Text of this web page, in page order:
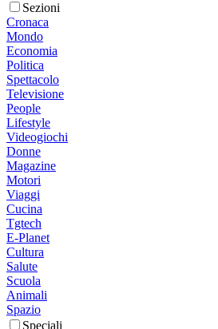
Sezioni
Cronaca
Mondo
Economia
Politica
Spettacolo
Televisione
People
Lifestyle
Videogiochi
Donne
Magazine
Motori
Viaggi
Cucina
Tgtech
E-Planet
Cultura
Salute
Scuola
Animali
Spazio
Speciali